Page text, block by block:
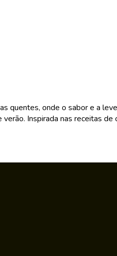
onde o sabor e a
Inspirada nas receitas